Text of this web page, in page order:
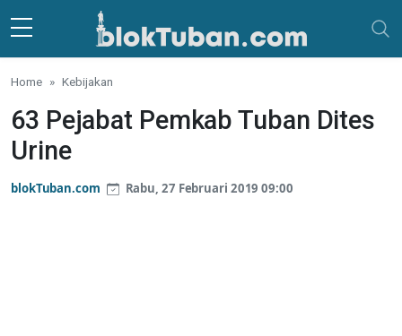
Skip to main content
Home Kebijakan
63 Pejabat Pemkab Tuban Dites
Urine
blokTuban.com Rabu, 27 Februari 2019 09:00